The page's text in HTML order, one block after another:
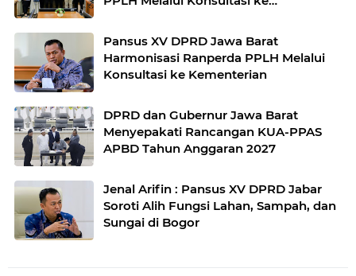
Pansus XV DPRD Jawa Barat
Harmonisasi Ranperda PPLH Melalui
Konsultasi ke Kementerian
DPRD dan Gubernur Jawa Barat
Menyepakati Rancangan KUA-PPAS
APBD Tahun Anggaran 2027
Jenal Arifin : Pansus XV DPRD Jabar
Soroti Alih Fungsi Lahan, Sampah, dan
Sungai di Bogor